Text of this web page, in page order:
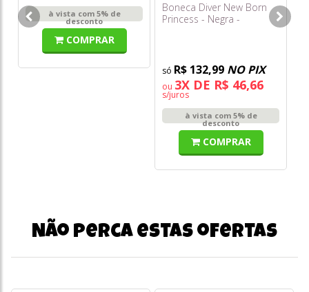
à vista com 5% de
desconto
COMPRAR
Boneca Diver New Born
Princess - Negra -
R$ 132,99 NO PIX
ou 3X DE R$ 46,66
s/juros
à vista com 5% de
desconto
COMPRAR
Não perca estas ofertas